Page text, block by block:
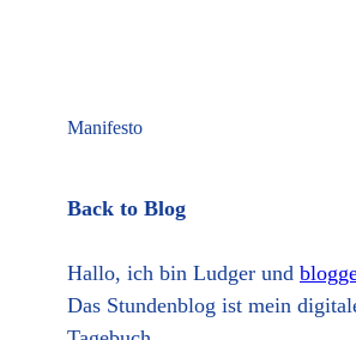
Manifesto
Back to Blog
Hallo, ich bin Ludger und
Das Stundenblog ist mein